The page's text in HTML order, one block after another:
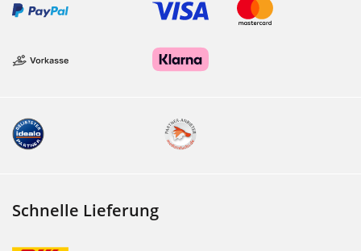
Schnelle Lieferung